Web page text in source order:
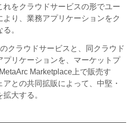
をクラウドサービスの形でユー
り、業務アプリケーションをク
。
クラウドサービスと、同クラウド
プリケーションを、マーケットプ
Marketplace上で販売す
との共同拡販によって、中堅・
大する。